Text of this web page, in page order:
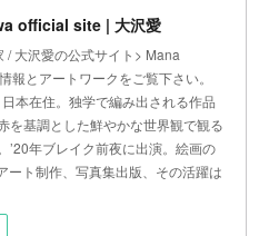
official site | 大沢愛
/ 大沢愛の公式サイト> Mana
報とアートワークをご覧下さい。
本在住。独学で編み出される作品
を基調とした鮮やかな世界観で観る
’20年ブレイク前夜に出演。絵画の
ート制作、写真集出版、その活躍は